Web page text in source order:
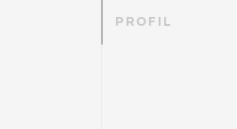
PROFIL